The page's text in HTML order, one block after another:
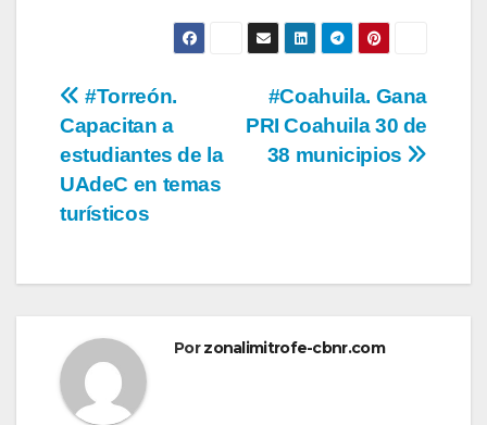
Navegación
de
entradas
#Coahuila. Gana
PRI Coahuila 30 de
38 municipios
#Torreón.
Capacitan a
estudiantes de la
UAdeC en temas
turísticos
Porzonalimitrofe-cbnr.com